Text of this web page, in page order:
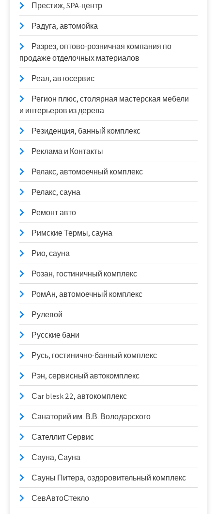
Престиж, SPA-центр
Радуга, автомойка
Разрез, оптово-розничная компания по
продаже отделочных материалов
Реал, автосервис
Регион плюс, столярная мастерская мебели
и интерьеров из дерева
Резиденция, банный комплекс
Реклама и Контакты
Релакс, автомоечный комплекс
Релакс, сауна
Ремонт авто
Римские Термы, сауна
Рио, сауна
Розан, гостиничный комплекс
РомАн, автомоечный комплекс
Рулевой
Русские бани
Русь, гостинично-банный комплекс
Рэн, сервисный автокомплекс
Сar blesk 22, автокомплекс
Санаторий им. В.В. Володарского
Сателлит Сервис
Сауна, Сауна
Сауны Питера, оздоровительный комплекс
СевАвтоСтекло